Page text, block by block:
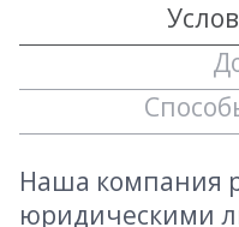
Наша компания
юридическими